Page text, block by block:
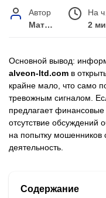
Автор
Матвей Иванов
2
Основной вывод:
alveon-ltd.com в
крайне мало, что само
тревожным сигналом.
предлагает финансовые
отсутствие обсуждений
на попытку мошенников
деятельность.
Содержание